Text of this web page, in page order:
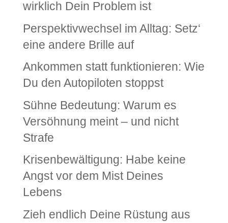
wirklich Dein Problem ist
Perspektivwechsel im Alltag: Setz‘
eine andere Brille auf
Ankommen statt funktionieren: Wie
Du den Autopiloten stoppst
Sühne Bedeutung: Warum es
Versöhnung meint – und nicht
Strafe
Krisenbewältigung: Habe keine
Angst vor dem Mist Deines
Lebens
Zieh endlich Deine Rüstung aus